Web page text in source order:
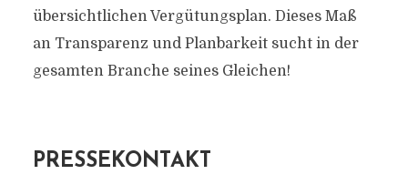
übersichtlichen Vergütungsplan. Dieses Maß
an Transparenz und Planbarkeit sucht in der
gesamten Branche seines Gleichen!
PRESSEKONTAKT